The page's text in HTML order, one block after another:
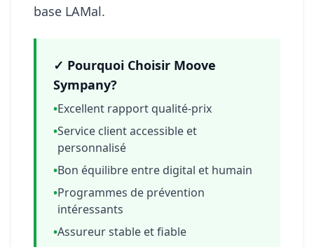
base LAMal.
✓ Pourquoi Choisir Moove
Sympany?
•Excellent rapport qualité-prix
•Service client accessible et
personnalisé
•Bon équilibre entre digital et humain
•Programmes de prévention
intéressants
•Assureur stable et fiable